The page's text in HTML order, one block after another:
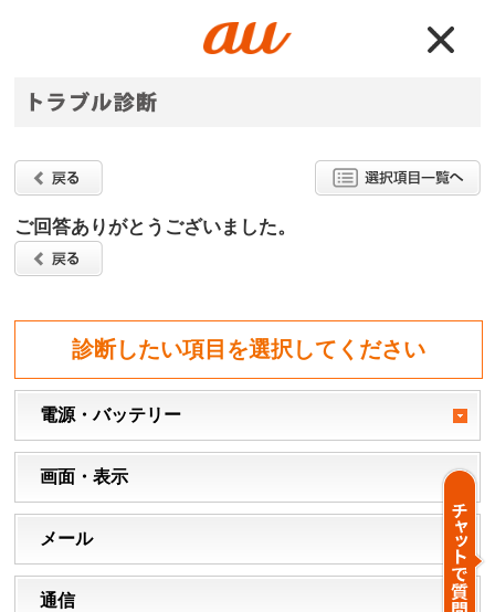
ご回答ありがとうございました。
診断したい項目を選択してください
電源・バッテリー
画面・表示
メール
通信